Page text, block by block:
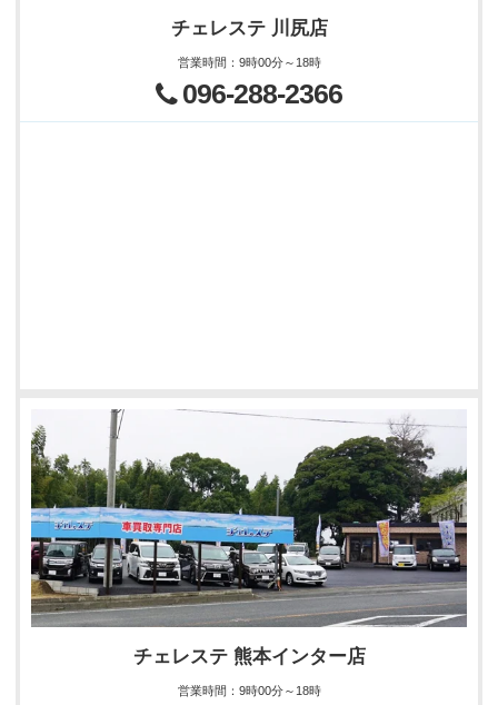
チェレステ 川尻店
営業時間 ： 9時00分～18時
096-288-2366
チェレステ 熊本インター店
営業時間 ： 9時00分～18時